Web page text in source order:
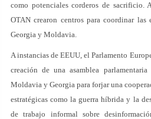
como potenciales corderos de sacrificio.
OTAN crearon centros para coordinar las
Georgia y Moldavia.
A instancias de EEUU, el Parlamento
creación de una asamblea
Moldavia y Georgia para forjar una
estratégicas como la guerra híbrida y la
de trabajo informal sobre